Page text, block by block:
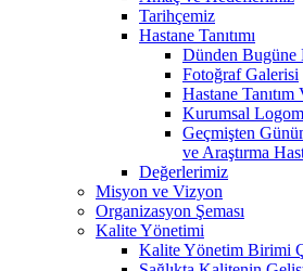
Tarihçemiz
Hastane Tanıtımı
Dünden Bugüne
Fotoğraf Galerisi
Hastane Tanıtım
Kurumsal
Geçmişten
ve Araştırma
Değerlerimiz
Misyon ve Vizyon
Organizasyon Şeması
Kalite Yönetimi
Kalite Yönetim Birimi